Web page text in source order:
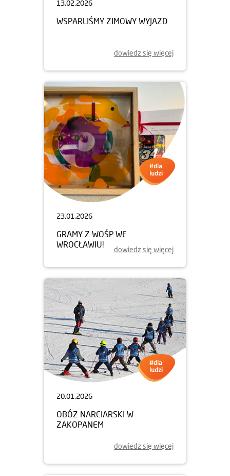
13.02.2026
WSPARLIŚMY ZIMOWY WYJAZD
dowiedz się więcej
23.01.2026
GRAMY Z WOŚP WE
WROCŁAWIU!
dowiedz się więcej
20.01.2026
OBÓZ NARCIARSKI W
ZAKOPANEM
dowiedz się więcej